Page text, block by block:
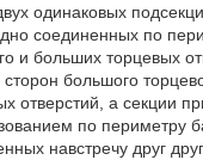
одинаковых
соединенных по
больших торцевых
большого
отверстий, а секции
по периметру
навстречу друг